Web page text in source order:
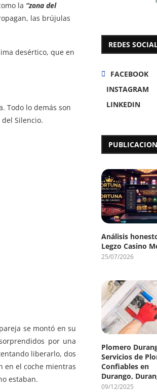
la “zona del
las brújulas
desértico, que en
Todo lo demás son
Silencio.
se montó en su
por una
liberarlo, dos
en el coche mientras
estaban.
REDES
FACEBOOK
INSTAGRAM
LINKEDIN
Análisis
Legzo Casino
25/07/2026
Plomero
Servicios de
Confiables en
Durango,
09/12/2025